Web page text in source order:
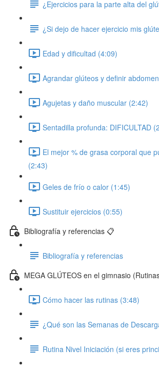
¿Ejercicios para la parte alta del
¿Si dejo de hacer ejercicio mis
Edad y dificultad (4:09)
Agrandar glúteos y definir
Agujetas y daño muscular (2:42)
Sentadilla profunda: DIFICULTAD
El mejor % de grasa corporal que
(2:43)
Geles de frío o calor (1:45)
Sustituir ejercicios (0:55)
Bibliografía y referencias 📋
Bibliografía y referencias
MEGA GLÚTEOS en el gimnasio
Cómo hacer las rutinas (3:48)
¿Qué son las Semanas de
Rutina Nivel Iniciación (si eres